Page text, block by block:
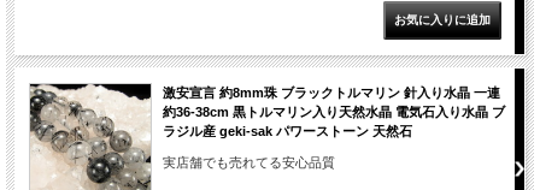
激安宣言 約8mm珠 ブラックトルマリン 針入り水晶 一連
約36-38cm 黒トルマリン入り天然水晶 電気石入り水晶 ブ
ラジル産 geki-sak パワーストーン 天然石
実店舗でも売れてる安心品質